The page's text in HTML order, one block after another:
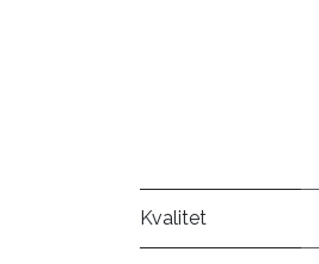
Kvalitet